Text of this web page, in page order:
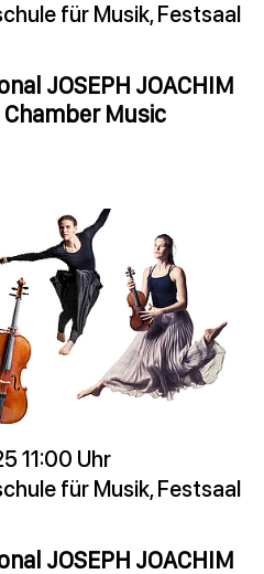
für Musik, Festsaal
JOSEPH JOACHIM
Music
11:00 Uhr
für Musik, Festsaal
JOSEPH JOACHIM